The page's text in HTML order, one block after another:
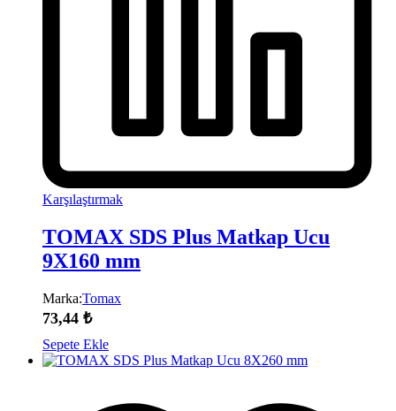
Karşılaştırmak
TOMAX SDS Plus Matkap Ucu
9X160 mm
Marka:Tomax
73,44 ₺
Sepete Ekle